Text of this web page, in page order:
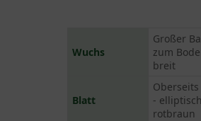
Wuchs
Großer
zum
breit
Blatt
-
rotbraun